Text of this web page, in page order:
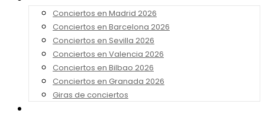
Conciertos en Madrid 2026
Conciertos en Barcelona 2026
Conciertos en Sevilla 2026
Conciertos en Valencia 2026
Conciertos en Bilbao 2026
Conciertos en Granada 2026
Giras de conciertos